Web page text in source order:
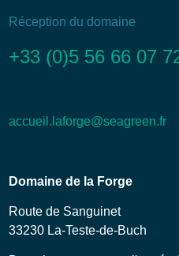
Réception du domaine
+33 (0)5 56 66 07
accueil.laforge@seagreen.fr
Domaine de la Forge
Route de Sanguinet
33230 La-Teste-de-Buch